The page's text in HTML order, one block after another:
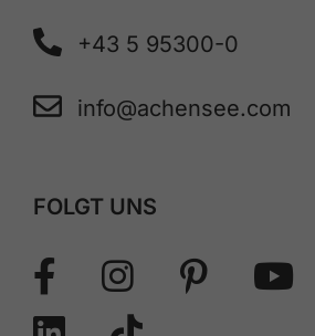
+43 5 95300-0
info@achensee.com
FOLGT UNS